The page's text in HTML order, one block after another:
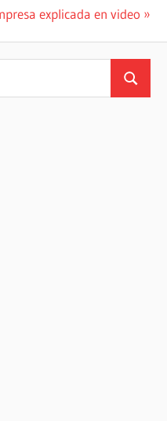
explicada en video
Buscar